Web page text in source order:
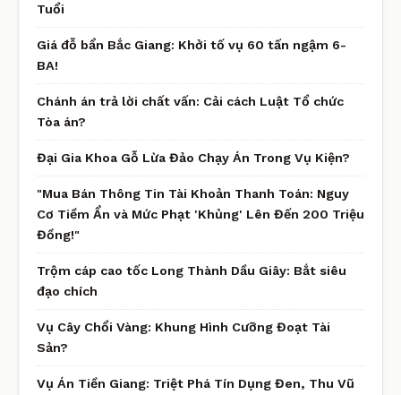
Tuổi
Giá đỗ bẩn Bắc Giang: Khởi tố vụ 60 tấn ngậm 6-
BA!
Chánh án trả lời chất vấn: Cải cách Luật Tổ chức
Tòa án?
Đại Gia Khoa Gỗ Lừa Đảo Chạy Án Trong Vụ Kiện?
"Mua Bán Thông Tin Tài Khoản Thanh Toán: Nguy
Cơ Tiềm Ẩn và Mức Phạt 'Khủng' Lên Đến 200 Triệu
Đồng!"
Trộm cáp cao tốc Long Thành Dầu Giây: Bắt siêu
đạo chích
Vụ Cây Chổi Vàng: Khung Hình Cưỡng Đoạt Tài
Sản?
Vụ Án Tiền Giang: Triệt Phá Tín Dụng Đen, Thu Vũ